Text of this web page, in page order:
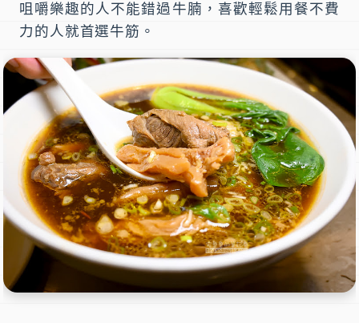
咀嚼樂趣的人不能錯過牛腩，喜歡輕鬆用餐不費
力的人就首選牛筋。